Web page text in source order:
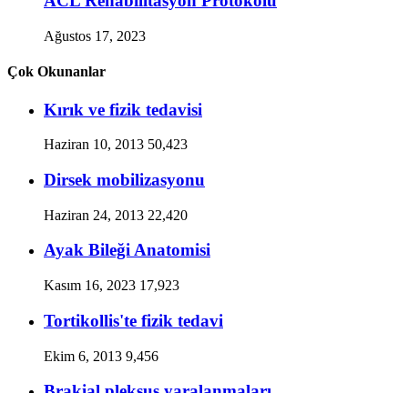
Ağustos 17, 2023
Çok Okunanlar
Kırık ve fizik tedavisi
Haziran 10, 2013 50,423
Dirsek mobilizasyonu
Haziran 24, 2013 22,420
Ayak Bileği Anatomisi
Kasım 16, 2023 17,923
Tortikollis'te fizik tedavi
Ekim 6, 2013 9,456